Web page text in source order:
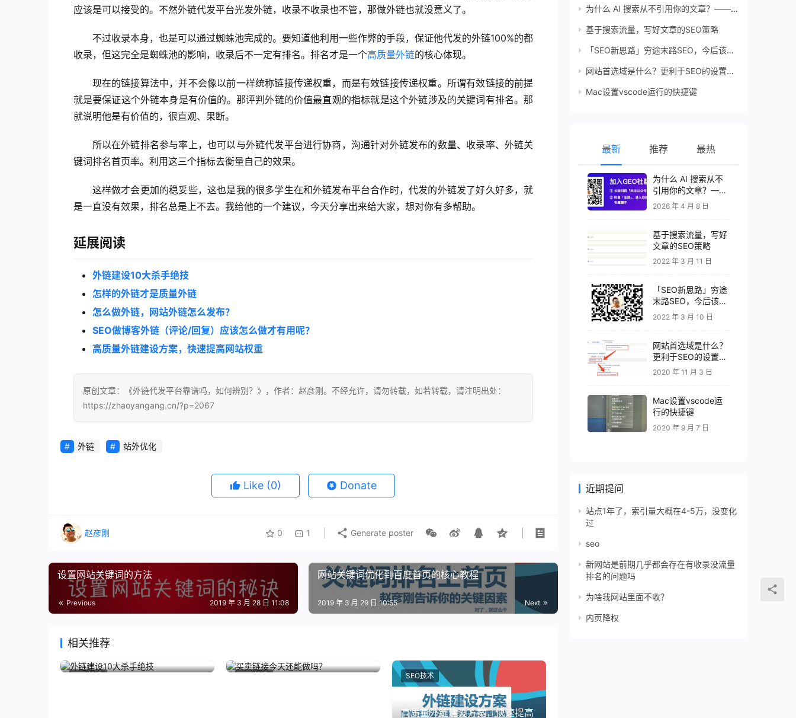
应该是可以接受的。不然外链代发平台光发外链，收录不收录也不管，那做外链也就没意义了。
不过收录本身，也是可以通过蜘蛛池完成的。要知道他利用一些作弊的手段，保证他代发的外链100%的都
收录，但这完全是蜘蛛池的影响，收录后不一定有排名。排名才是一个高质量外链的核心体现。
现在的链接算法中，并不会像以前一样统称链接传递权重，而是有效链接传递权重。所谓有效链接的前提
就是要保证这个外链本身是有价值的。那评判外链的价值最直观的指标就是这个外链涉及的关键词有排名。那
就说明他是有价值的，很直观、果断。
所以在外链排名参与率上，也可以与外链代发平台进行协商，沟通针对外链发布的数量、收录率、外链关
键词排名首页率。利用这三个指标去衡量自己的效果。
这样做才会更加的稳妥些，这也是我的很多学生在和外链发布平台合作时，代发的外链发了好久好多，就
是一直没有效果，排名总是上不去。我给他的一个建议，今天分享出来给大家，想对你有多帮助。
延展阅读
外链建设10大杀手绝技
怎样的外链才是质量外链
怎么做外链，网站外链怎么发布？
SEO做博客外链（评论/回复）应该怎么做才有用呢？
高质量外链建设方案，快速提高网站权重
原创文章：《外链代发平台靠谱吗，如何辨别？》，作者：赵彦刚。不经允许，请勿转载，如若转载，请注明出处：
https://zhaoyangang.cn/?p=2067
外链 站外优化
Like (0) Donate
赵彦刚 0 1 Generate poster
设置网站关键词的方法
Previous 2019 年 3 月 28 日 11:08
网站关键词优化到百度首页的核心教程
Next
2019 年 3 月 29 日 10:55
相关推荐
外链建设10大杀手绝技
2013 年 5 月 27 日 31.0K 1 29 买卖链接今天还能做吗？
2013 年 7 月 16 日 18.5K 0 9
高质量外链建设方案，快速提高
SEO技术
为什么 AI 搜索从不引用你的文章？——高引用率 GEO 内容的 7 个秘密
基于搜索流量，写好文章的SEO策略
「SEO新思路」穷途末路SEO，今后该何去何从？
网站首选域是什么？更利于SEO的设置要素
Mac设置vscode运行的快捷键
最新 推荐 最热
为什么 AI 搜索从不
引用你的文章？——
高引用率 GEO 内容
的 7 个秘密
2026 年 4 月 8 日
基于搜索流量，写好
文章的SEO策略
2022 年 3 月 11 日
「SEO新思路」穷途
末路SEO，今后该何
去何从？
2022 年 3 月 10 日
网站首选域是什么？
更利于SEO的设置要
素
2020 年 11 月 3 日
Mac设置vscode运
行的快捷键
2020 年 9 月 7 日
近期提问
站点1年了，索引量大概在4-5万，没变化
过
seo
新网站是前期几乎都会存在有收录没流量
排名的问题吗
为啥我网站里面不收？
内页降权